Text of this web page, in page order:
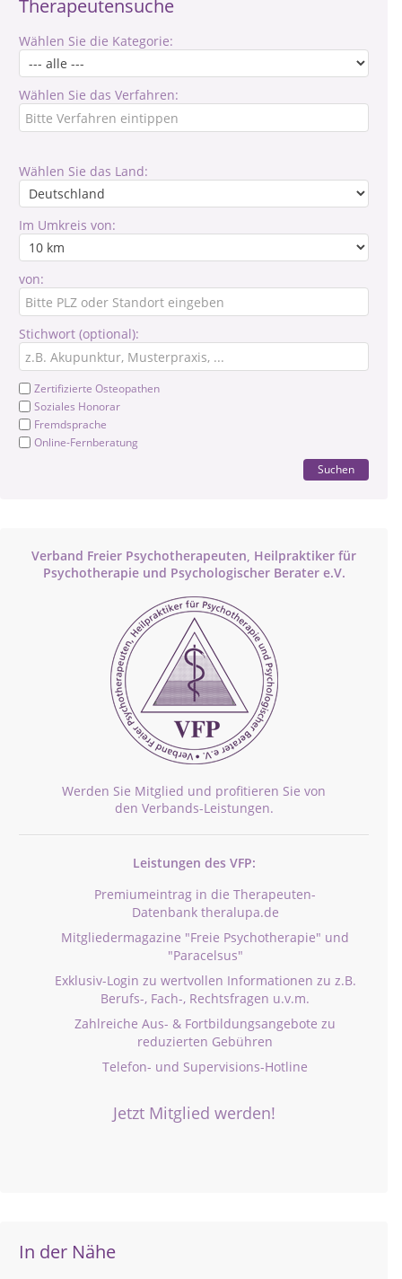
Therapeutensuche
Wählen Sie die Kategorie:
Wählen Sie das Verfahren:
Wählen Sie das Land:
Im Umkreis von:
von:
Stichwort (optional):
Zertifizierte Osteopathen
Soziales Honorar
Fremdsprache
Online-Fernberatung
Suchen
Verband Freier Psychotherapeuten, Heilpraktiker für
Psychotherapie und Psychologischer Berater e.V.
Werden Sie Mitglied und profitieren Sie von
den Verbands-Leistungen.
Leistungen des VFP:
Premiumeintrag in die Therapeuten-
Datenbank theralupa.de
Mitgliedermagazine "Freie Psychotherapie" und
"Paracelsus"
Exklusiv-Login zu wertvollen Informationen zu z.B.
Berufs-, Fach-, Rechtsfragen u.v.m.
Zahlreiche Aus- & Fortbildungsangebote zu
reduzierten Gebühren
Telefon- und Supervisions-Hotline
Jetzt Mitglied werden!
In der Nähe